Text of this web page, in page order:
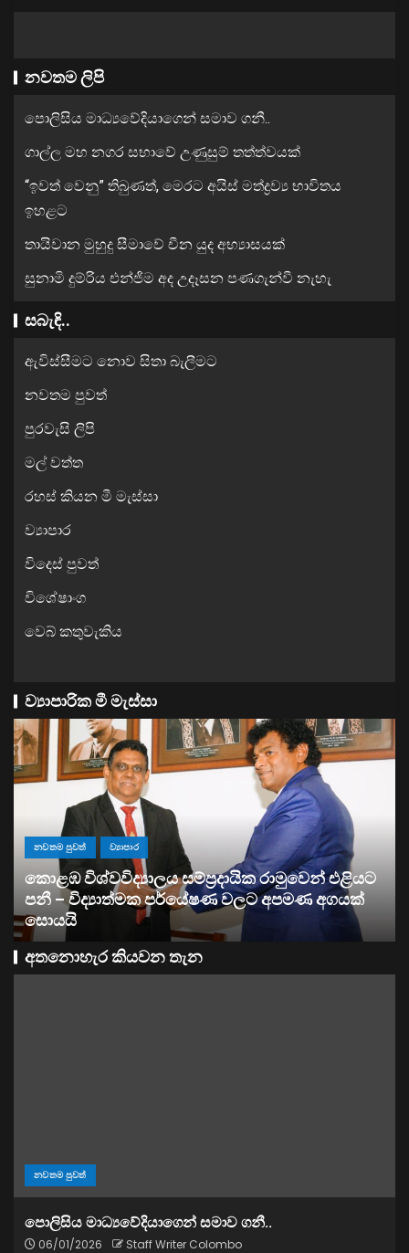
නවතම ලිපි
පොලිසිය මාධ්‍යවේදියාගෙන් සමාව ගනී..
ගාල්ල මහ නගර සභාවේ උණුසුම් තත්ත්වයක්
“ඉවත් වෙනු” තිබුණත්, මෙරට අයිස් මත්ද්‍රව්‍ය භාවිතය
ඉහළට
තායිවාන මුහුදු සීමාවේ චීන යුද අභ්‍යාසයක්
සුනාමි දුම්රිය එන්ජිම අද උදෑසන පණගැන්වී නැහැ
සබැඳි..
ඇවිස්සීමට නොව සිතා බැලීමට
නවතම පුවත්
පුරවැසි ලිපි
මල් වත්ත
රහස් කියන මී මැස්සා
ව්‍යාපාර
විදෙස් පුවත්
විශේෂාංග
වෙබ් කතුවැකිය
ව්‍යාපාරික මී මැස්සා
ව්‍යාපාර
සතොසෙන් සුපර් වැඩක් ..
අතනොහැර කියවන තැන
නවතම පුවත්
පොලිසිය මාධ්‍යවේදියාගෙන් සමාව ගනී..
06/01/2026 Staff Writer Colombo